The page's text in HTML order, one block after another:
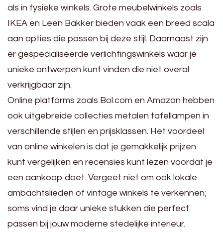
als in fysieke winkels. Grote meubelwinkels zoals
IKEA en Leen Bakker bieden vaak een breed scala
aan opties die passen bij deze stijl. Daarnaast zijn
er gespecialiseerde verlichtingswinkels waar je
unieke ontwerpen kunt vinden die niet overal
verkrijgbaar zijn.
Online platforms zoals Bol.com en Amazon hebben
ook uitgebreide collecties metalen tafellampen in
verschillende stijlen en prijsklassen. Het voordeel
van online winkelen is dat je gemakkelijk prijzen
kunt vergelijken en recensies kunt lezen voordat je
een aankoop doet. Vergeet niet om ook lokale
ambachtslieden of vintage winkels te verkennen;
soms vind je daar unieke stukken die perfect
passen bij jouw moderne stedelijke interieur.